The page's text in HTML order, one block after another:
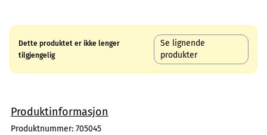
Dette produktet er ikke lenger
tilgjengelig
Se lignende
produkter
Produktinformasjon
Produktnummer: 705045